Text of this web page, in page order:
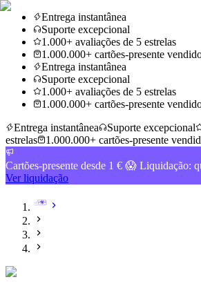
Entrega instantânea
Suporte excepcional
1.000+ avaliações de 5 estrelas
1.000.000+ cartões-presente
Entrega instantânea
Suporte excepcional
1.000+ avaliações de 5 estrelas
1.000.000+ cartões-presente
Entrega instantânea
Suporte excepcional
estrelas
1.000.000+ cartões-presente
Cartões-presente desde 1 € 😱 Liquidação:
Ver liquidação